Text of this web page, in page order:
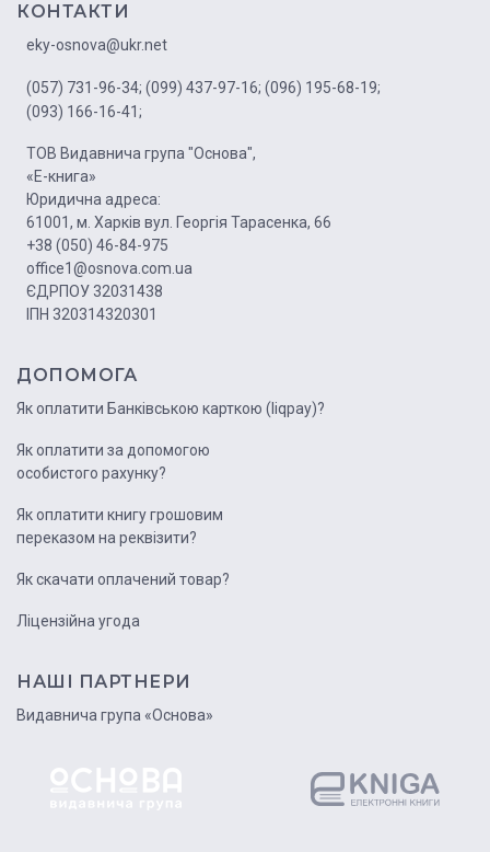
КОНТАКТИ
eky-osnova@ukr.net
(057) 731-96-34; (099) 437-97-16; (096) 195-68-19;
(093) 166-16-41;
ТОВ Видавнича група "Основа",
«Е-книга»
Юридична адреса:
61001, м. Харків вул. Георгія Тарасенка, 66
+38 (050) 46-84-975
office1@osnova.com.ua
ЄДРПОУ 32031438
ІПН 320314320301
ДОПОМОГА
Як оплатити Банківською карткою (liqpay)?
Як оплатити за допомогою
особистого рахунку?
Як оплатити книгу грошовим
переказом на реквізити?
Як скачати оплачений товар?
Ліцензійна угода
НАШІ ПАРТНЕРИ
Видавнича група «Основа»